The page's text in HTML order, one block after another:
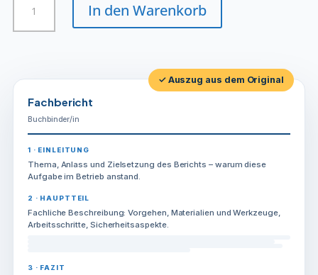
Menge
In den Warenkorb
✓ Auszug aus dem Original
Fachbericht
Buchbinder/in
1 · EINLEITUNG
Thema, Anlass und Zielsetzung des Berichts – warum diese
Aufgabe im Betrieb anstand.
2 · HAUPTTEIL
Fachliche Beschreibung: Vorgehen, Materialien und Werkzeuge,
Arbeitsschritte, Sicherheitsaspekte.
3 · FAZIT